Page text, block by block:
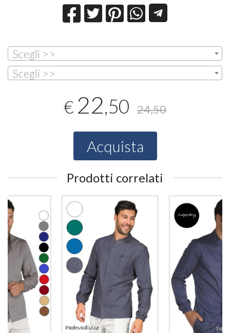
Scegli >>
Scegli >>
€ 22,50 24,50
Acquista
Prodotti correlati